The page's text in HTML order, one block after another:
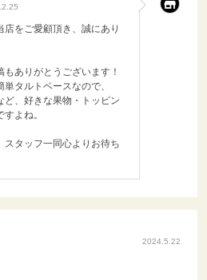
をご愛顧頂き、誠にあり
ありがとうございます！
タルトベースなので、
ど、好きな果物・トッピン
よね。
スタッフ一同心よりお待ち
2024.5.22